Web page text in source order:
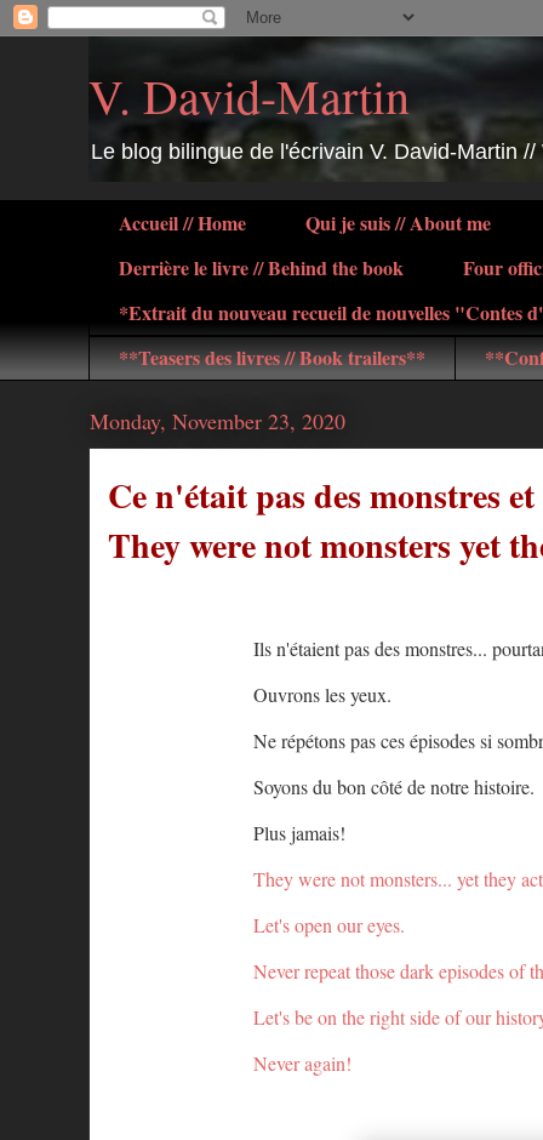
V. David-Martin
Le blog bilingue de l'écrivain V. David-Martin
Accueil // Home
Qui je suis // About me
Derrière le livre // Behind the book
Four
*Extrait du nouveau recueil de nouvelles "Contes
**Teasers des livres // Book trailers**
Monday, November 23, 2020
Ce n'était pas des monstres
They were not monsters yet
Ils n'étaient pas des monstres...
Ouvrons les yeux.
Ne répétons pas ces épisodes si
Soyons du bon côté de notre histoire.
Plus jamais!
They were not monsters... yet they
Let's open our eyes.
Never repeat those dark episodes of
Let's be on the right side of our
Never again!